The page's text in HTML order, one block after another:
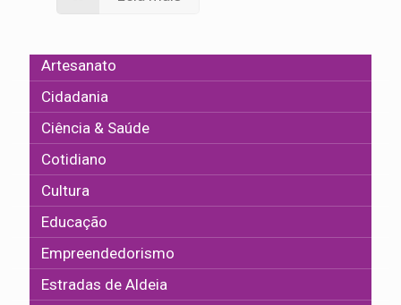
Artesanato
Cidadania
Ciência & Saúde
Cotidiano
Cultura
Educação
Empreendedorismo
Estradas de Aldeia